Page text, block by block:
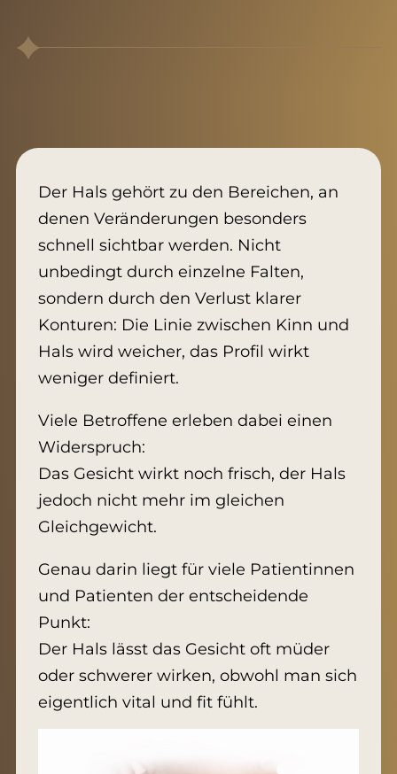
Der Hals gehört zu den Bereichen, an
denen Veränderungen besonders
schnell sichtbar werden. Nicht
unbedingt durch einzelne Falten,
sondern durch den Verlust klarer
Konturen: Die Linie zwischen Kinn und
Hals wird weicher, das Profil wirkt
weniger definiert.
Viele Betroffene erleben dabei einen
Widerspruch:
Das Gesicht wirkt noch frisch, der Hals
jedoch nicht mehr im gleichen
Gleichgewicht.
Genau darin liegt für viele Patientinnen
und Patienten der entscheidende
Punkt:
Der Hals lässt das Gesicht oft müder
oder schwerer wirken, obwohl man sich
eigentlich vital und fit fühlt.